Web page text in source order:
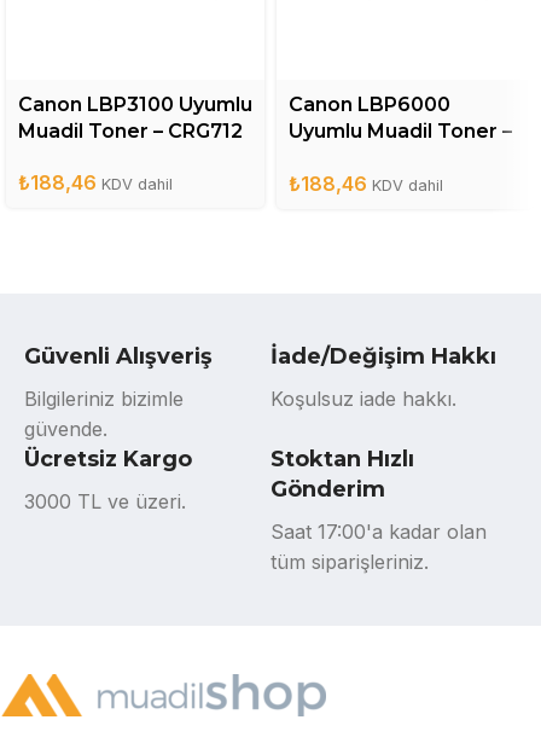
Canon LBP3100 Uyumlu
Muadil Toner – CRG712
₺188,46 KDV dahil
Canon LBP6000
Uyumlu Muadil Toner –
₺188,46 KDV dahil
Güvenli Alışveriş
Bilgileriniz bizimle
güvende.
İade/Değişim Hakkı
Koşulsuz iade hakkı.
Ücretsiz Kargo
3000 TL ve üzeri.
Stoktan Hızlı
Gönderim
Saat 17:00'a kadar olan
tüm siparişleriniz.